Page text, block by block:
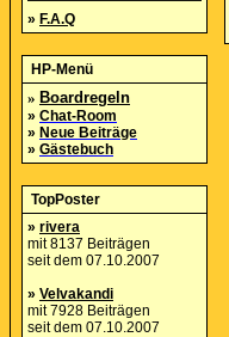
» F.A.Q
HP-Menü
» Boardregeln
» Chat-Room
» Neue Beiträge
» Gästebuch
TopPoster
» rivera
mit 8137 Beiträgen
seit dem 07.10.2007
» Velvakandi
mit 7928 Beiträgen
seit dem 07.10.2007